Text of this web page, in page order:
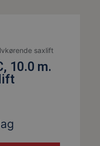
saxlift
10.0 m.